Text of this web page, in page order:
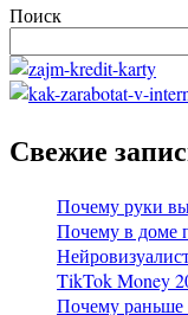
Поиск
Свежие
Почему руки
Почему в доме
TikTok Money
Почему раньше